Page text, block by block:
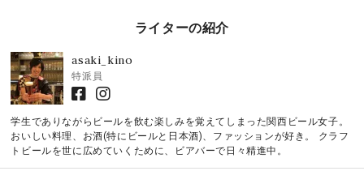
ライターの紹介
asaki_kino
特派員
学生でありながらビールを飲む楽しみを覚えてしまった関西ビール女子。
おいしい料理、お酒(特にビールと日本酒)、ファッションが好き。 クラフ
トビールを世に広めていくために、ビアバーで日々精進中。